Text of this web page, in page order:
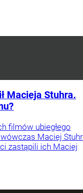
Macieja Stuhra.
filmów ubiegłego
Maciej Stuhr
zastąpili ich Maciej